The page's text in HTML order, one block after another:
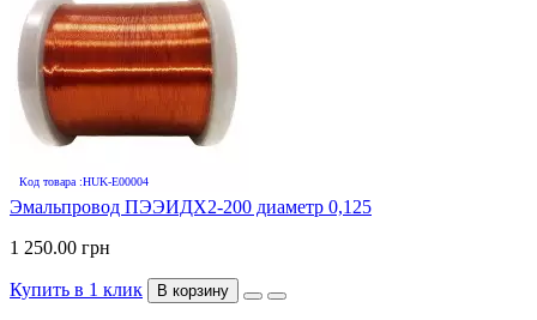
Код товара :HUK-E00004
Эмальпровод ПЭЭИДХ2-200 диаметр 0,125
1 250.00 грн
Купить в 1 клик В корзину